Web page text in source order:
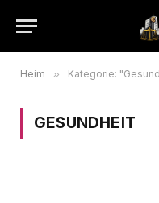
Heim » Kategorie:
GESUNDHEIT